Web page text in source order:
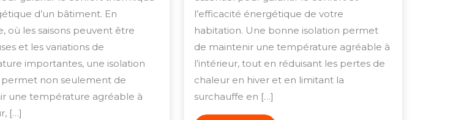
une
Isolation
Toiture
Inclinée
d’un bâtiment. En
où les saisons peuvent être
et les variations de
importantes, une isolation
non seulement de
une température agréable à
[…]
Meilleure
Isolation
de
Toiture
par
l’Intérieur
l’efficacité énergétique de votre
habitation. Une bonne isolation permet
de maintenir une température agréable à
l’intérieur, tout en réduisant les pertes de
chaleur en hiver et en limitant la
surchauffe en […]